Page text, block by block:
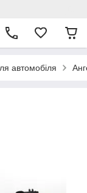
автомобіля